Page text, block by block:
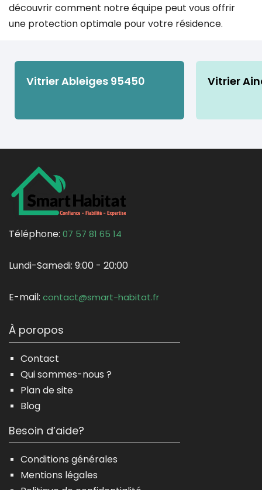
découvrir comment notre équipe peut vous offrir
une protection optimale pour votre résidence.
Vitrier Ableiges 95450 Vitrier
Téléphone: 07 57 81 65 14
Lundi-Samedi: 9:00 - 20:00
E-mail: contact@smart-habitat.fr
À poropos
Contact
Qui sommes-nous ?
Plan de site
Blog
Besoin d’aide?
Conditions générales
Mentions légales